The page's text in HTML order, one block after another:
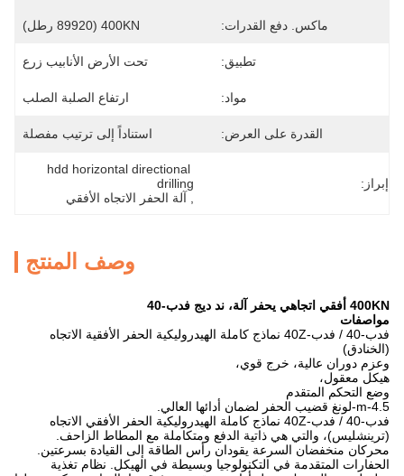
ماكس. دفع القدرات: 400KN (89920 رطل)
تطبيق: تحت الأرض الأنابيب زرع
مواد: ارتفاع الصلبة الصلب
القدرة على العرض: استناداً إلى ترتيب مفصلة
إبراز:
hdd horizontal directional
drilling
آلة الحفر الاتجاه الأفقي
وصف المنتج
400KN أفقي اتجاهي يحفر آلة، ند ديج فدب-40
مواصفات
فدب-40 / فدب-40Z نماذج كاملة الهيدروليكية الحفر الأفقية الاتجاه
(الخنادق)
وعزم دوران عالية، خرج قوي،
هيكل معقول،
وضع التحكم المتقدم
4.5-m-لونغ قضيب الحفر لضمان أدائها العالي.
فدب-40 / فدب-40Z نماذج كاملة الهيدروليكية الحفر الأفقي الاتجاه
(ترينشليس)، والتي هي ذاتية الدفع ومتكاملة مع المطاط الزاحف.
محركان منخفضان السرعة يقودان رأس الطاقة إلى القيادة بسرعتين.
الحفارات المتقدمة في التكنولوجيا وبسيطة في الهيكل.
نظام تغذية